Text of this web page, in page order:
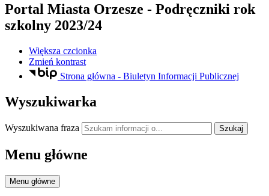
Portal Miasta Orzesze - Podręczniki rok
szkolny 2023/24
Większa czcionka
Zmień kontrast
Strona główna - Biuletyn Informacji Publicznej
Wyszukiwarka
Wyszukiwana fraza Szukaj
Menu główne
Menu główne